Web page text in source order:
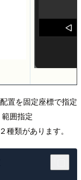
置を固定座標で指定
囲指定
種類があります。